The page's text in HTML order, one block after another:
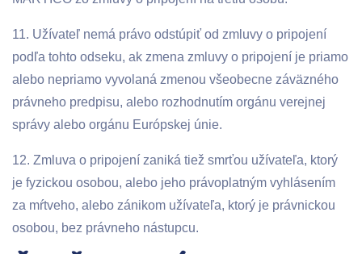
11. Užívateľ nemá právo odstúpiť od zmluvy o pripojení
podľa tohto odseku, ak zmena zmluvy o pripojení je priamo
alebo nepriamo vyvolaná zmenou všeobecne záväzného
právneho predpisu, alebo rozhodnutím orgánu verejnej
správy alebo orgánu Európskej únie.
12. Zmluva o pripojení zaniká tiež smrťou užívateľa, ktorý
je fyzickou osobou, alebo jeho právoplatným vyhlásením
za mŕtveho, alebo zánikom užívateľa, ktorý je právnickou
osobou, bez právneho nástupcu.